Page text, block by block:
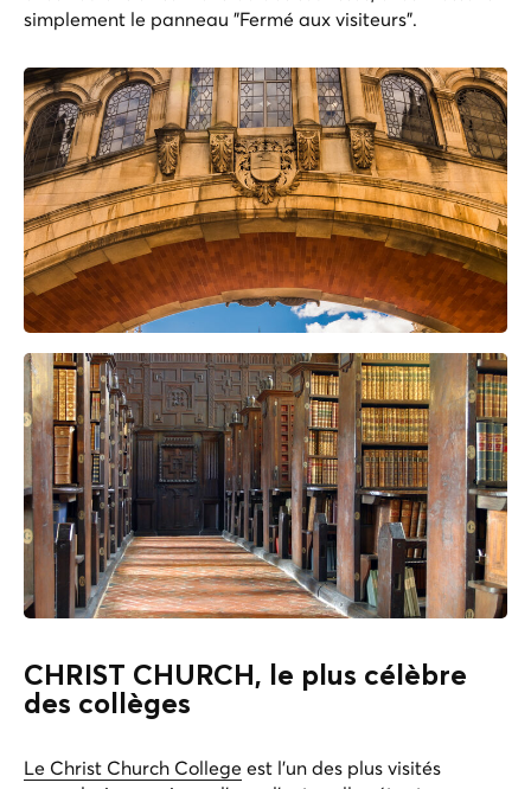
simplement le panneau "Fermé aux visiteurs".
CHRIST CHURCH, le plus célèbre
des collèges
Le Christ Church College est l'un des plus visités